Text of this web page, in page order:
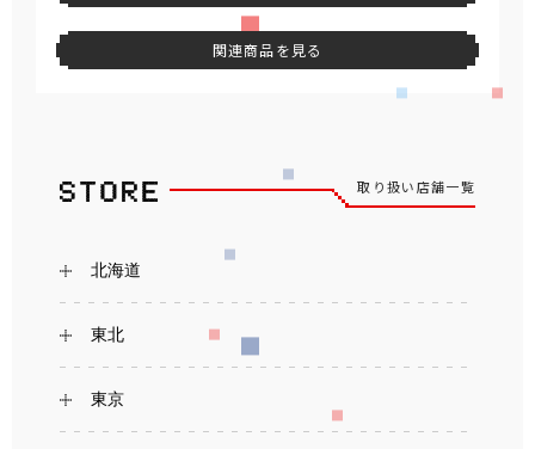
関連商品を見る
取り扱い店舗一覧
北海道
東北
東京